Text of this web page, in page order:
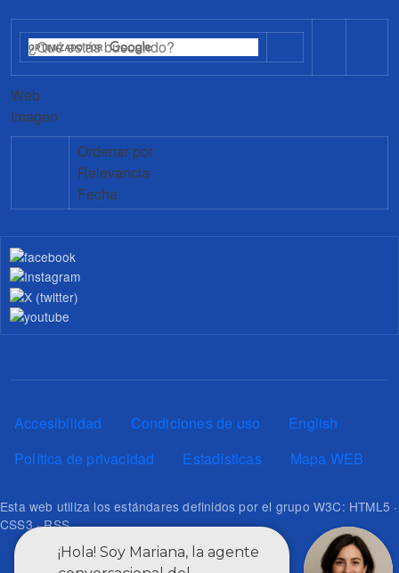
Web
Imagen
Ordenar por
Relevancia
Fecha
Pie de página
Accesibilidad Condiciones de uso
English
Política de privacidad
Estadísticas Mapa WEB
Esta web utiliza los estándares definidos por el grupo W3C: HTML5 ·
CSS3 · RSS